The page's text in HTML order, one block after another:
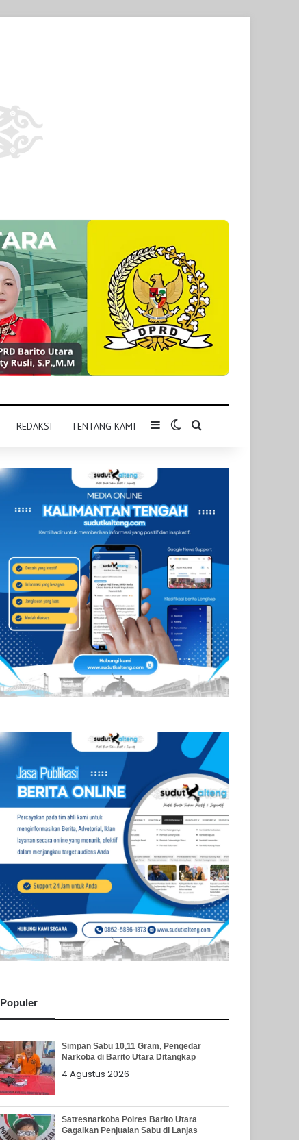
REDAKSI TENTANG KAMI SidebarSwitch skin
Pencarian untuk
Populer
Simpan Sabu 10,11 Gram, Pengedar
Narkoba di Barito Utara Ditangkap
4 Agustus 2026
Satresnarkoba Polres Barito Utara
Gagalkan Penjualan Sabu di Lanjas